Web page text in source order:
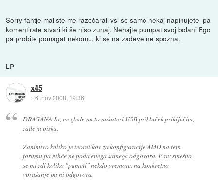
Sorry fantje mal ste me razočarali vsi se samo nekaj napihujete, pa
komentirate stvari ki še niso zunaj. Nehajte pumpat svoj bolani Ego
pa probite pomagat nekomu, ki se na zadeve ne spozna.
LP
x45
::6. nov 2008, 19:36
DRAGANA Ja, ne glede na to nakateri USB prikluček priključim,
zadeva piska.
Zanimivo koliko je teoretikov za konfiguracije AMD na tem
forumu,pa nihče ne poda enega samega odgovora. Prav smešno
se mi zdi koliko "pameti" nekdo premore, na konkretno
vprašanje pa ni odgovora.